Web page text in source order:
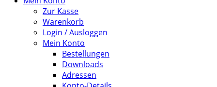
Zur Kasse
Warenkorb
Login / Ausloggen
Mein Konto
Bestellungen
Downloads
Adressen